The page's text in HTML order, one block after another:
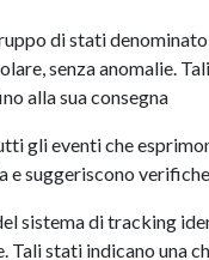
di stati denominato
senza anomalie.
alla sua consegna
gli eventi che
suggeriscono
sistema di tracking
stati indicano una